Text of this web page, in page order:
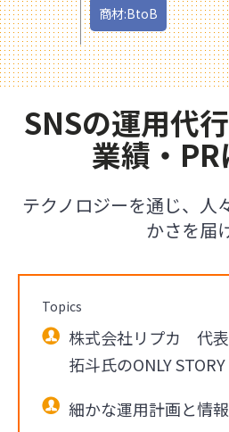
商材:BtoB
SNSの運用代
業績・
テクノロジーを通じ、人
かさを届
Topics
株式会社リプカ 代
拓斗氏のONLY STORY
細かな運用計画と情